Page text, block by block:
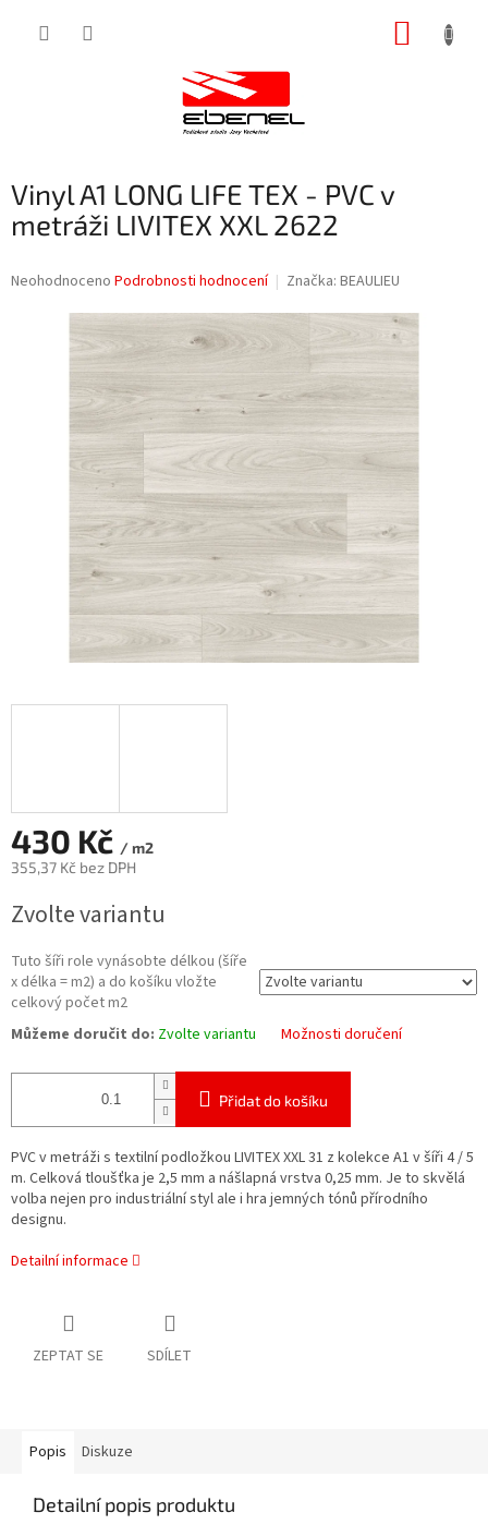
Vinyl A1 LONG LIFE TEX - PVC v
metráži LIVITEX XXL 2622
Průměrné
Neohodnoceno Podrobnosti hodnocení Značka: BEAULIEU
430 Kč / m2
355,37 Kč bez DPH
cena:
Zvolte variantu
Tuto šíři role vynásobte délkou (šíře
x délka = m2) a do košíku vložte
celkový počet m2
Můžeme doručit do: Zvolte variantu Možnosti doručení
Přidat do košíku
PVC v metráži s textilní podložkou LIVITEX XXL 31 z kolekce A1 v šíři 4 / 5
m. Celková tloušťka je 2,5 mm a nášlapná vrstva 0,25 mm. Je to skvělá
volba nejen pro industriální styl ale i hra jemných tónů přírodního
designu.
Detailní informace
ZEPTAT SE SDÍLET
Popis Diskuze
Detailní popis produktu